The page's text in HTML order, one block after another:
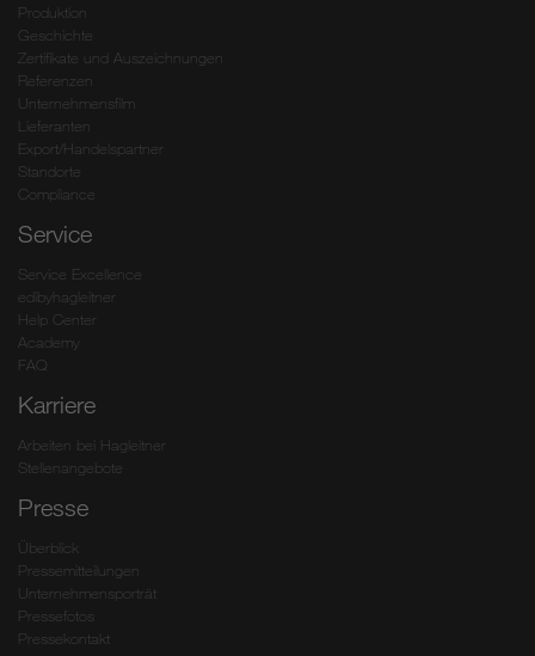
Produktion
Geschichte
Zertifikate und Auszeichnungen
Referenzen
Unternehmensfilm
Lieferanten
Export/Handelspartner
Standorte
Compliance
Service
Service Excellence
edibyhagleitner
Help Center
Academy
FAQ
Karriere
Arbeiten bei Hagleitner
Stellenangebote
Presse
Überblick
Pressemitteilungen
Unternehmensporträt
Pressefotos
Pressekontakt